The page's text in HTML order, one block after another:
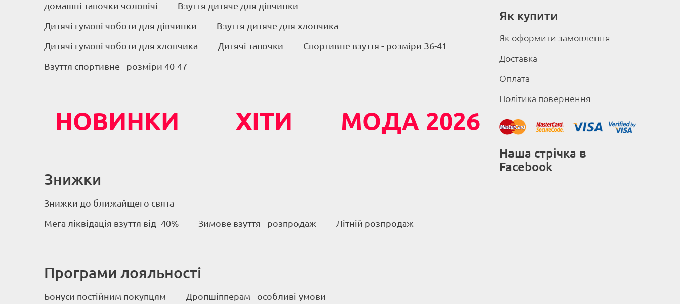
домашні тапочки чоловічі
Взуття дитяче для дівчинки
Дитячі гумові чоботи для дівчинки
Взуття дитяче для хлопчика
Дитячі гумові чоботи для хлопчика
Дитячі тапочки
Спортивне взуття - розміри 36-41
Взуття спортивне - розміри 40-47
НОВИНКИ ХІТИ МОДА 2026
Знижки
Знижки до ближайщего свята
Мега ліквідація взуття від -40%
Зимове взуття - розпродаж Літній розпродаж
Програми лояльності
Бонуси постійним покупцям Дропшіпперам - особливі умови
Як купити
Як оформити замовлення
Доставка
Оплата
Політика повернення
Наша стрічка в
Facebook